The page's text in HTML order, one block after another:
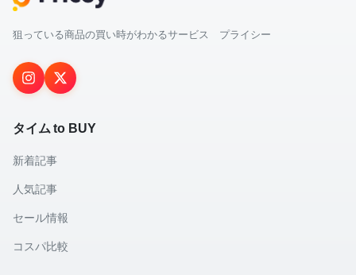
狙っている商品の買い時がわかるサービス プライシー
タイム to BUY
新着記事
人気記事
セール情報
コスパ比較